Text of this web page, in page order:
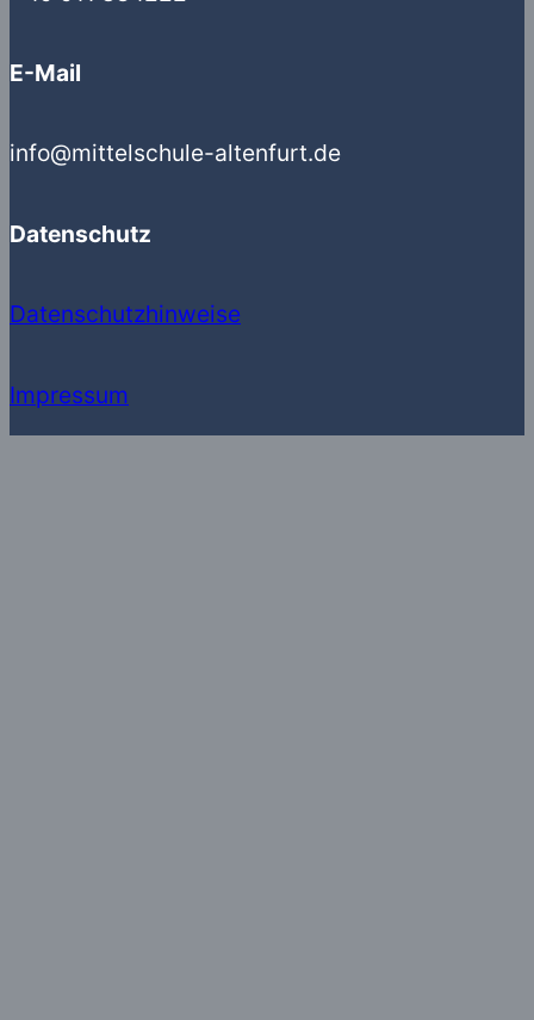
E-Mail
info@mittelschule-altenfurt.de
Datenschutz
Datenschutzhinweise
Impressum